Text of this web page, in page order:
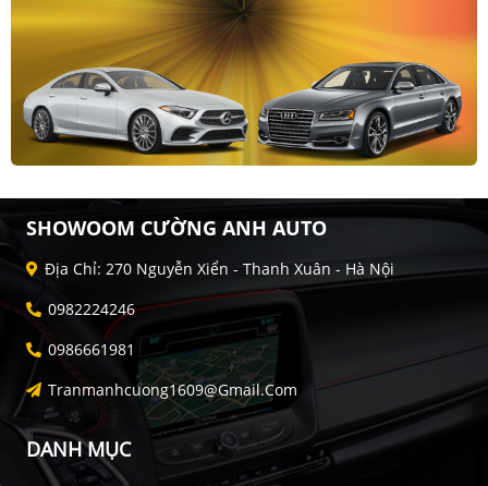
SHOWOOM CƯỜNG ANH AUTO
Địa Chỉ: 270 Nguyễn Xiển - Thanh Xuân - Hà Nội
0982224246
0986661981
Tranmanhcuong1609@gmail.com
DANH MỤC